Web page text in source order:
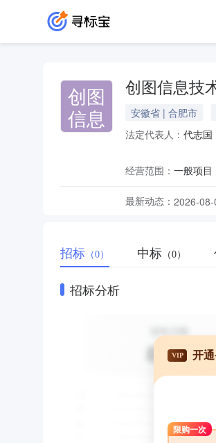
创图
信息
创图信息技
安徽省 | 合肥市
法定代表人： 代志国
经营范围：
最新动态： 2026-
招标 （0） 中标 （0）
招标分析
VIP 开
限购一次